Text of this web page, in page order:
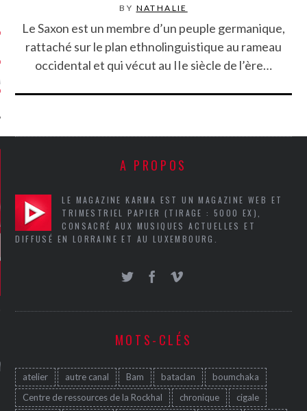
REV...
5.4
CLAN – A BE...
– HEL...
ANNIVERSAIRE
BY NATHALIE
Le Saxon est un membre d’un peuple germanique,
rattaché sur le plan ethnolinguistique au rameau
occidental et qui vécut au IIe siècle de l’ère…
A PROPOS
LE MAGAZINE KARMA EST UN MAGAZINE WEB ET
TRIMESTRIEL PAPIER (TIRAGE : 5000 EX),
CONSACRÉ AUX MUSIQUES ACTUELLES ET
DIFFUSÉ EN LORRAINE ET AU LUXEMBOURG.
MOTS-CLÉS
atelier autre canal Bam bataclan
boumchaka
Centre de ressources de la Rockhal
chronique
cigale